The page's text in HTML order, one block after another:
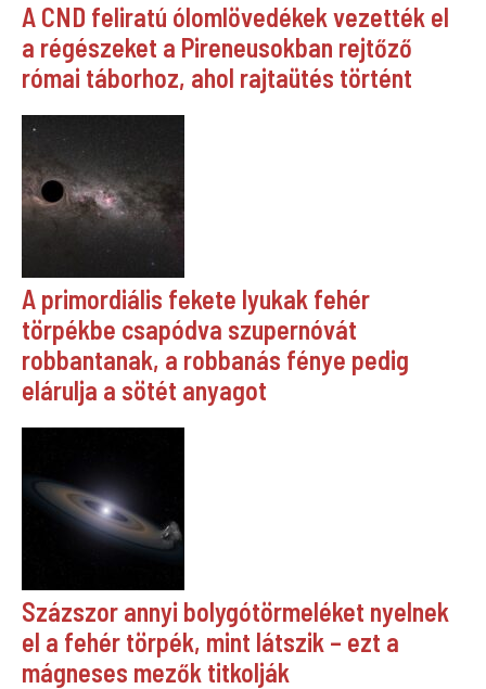
A CND feliratú ólomlövedékek vezették el
a régészeket a Pireneusokban rejtőző
római táborhoz, ahol rajtaütés történt
A primordiális fekete lyukak fehér
törpékbe csapódva szupernóvát
robbantanak, a robbanás fénye pedig
elárulja a sötét anyagot
Százszor annyi bolygótörmeléket nyelnek
el a fehér törpék, mint látszik – ezt a
mágneses mezők titkolják